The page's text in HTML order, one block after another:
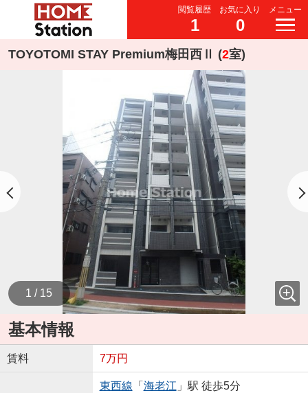
閲覧履歴
1
お気に入り
0
メニュー
TOYOTOMI STAY Premium梅田西Ⅱ (2室)
1 / 15
基本情報
賃料 7万円
東西線 「 海老江 」駅 徒歩5分